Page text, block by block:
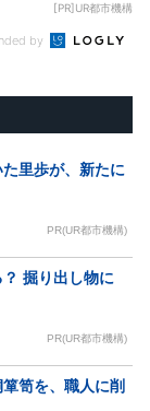
[PR]UR都市機構
by
里歩が、新たに
PR(UR都市機構)
掘り出し物に
PR(UR都市機構)
笥を、職人に削